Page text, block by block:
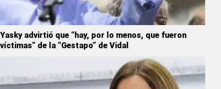
Yasky advirtió que “hay, por lo menos, que fueron
víctimas” de la “Gestapo” de Vidal